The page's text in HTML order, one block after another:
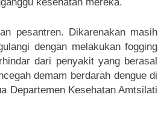
kesehatan mereka.
pesantren. Dikarenakan masih
dengan melakukan fogging
dari penyakit yang berasal
demam berdarah dengue di
Departemen Kesehatan Amtsilati